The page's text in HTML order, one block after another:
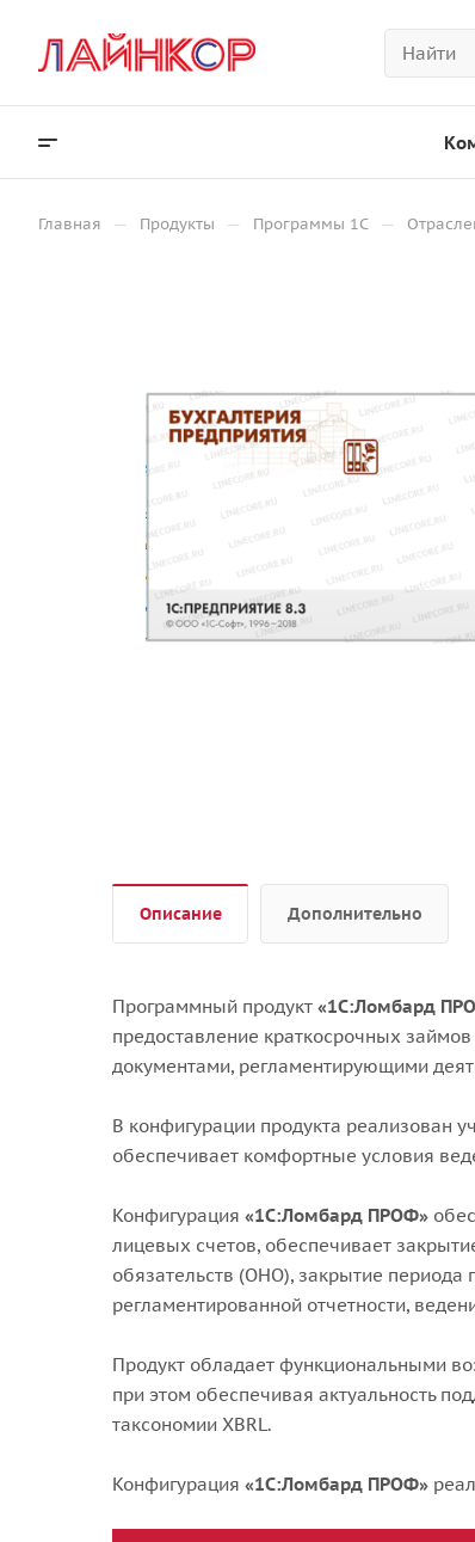
Главная — Продукты — Программы 1С —
Описание Дополнительно
Программный продукт «1С:Ломбард
предоставление краткосрочных
документами, регламентирующими
В конфигурации продукта реализован
обеспечивает комфортные условия
Конфигурация «1С:Ломбард ПРОФ»
лицевых счетов, обеспечивает
обязательств (ОНО), закрытие
регламентированной отчетности,
Продукт обладает функциональными
при этом обеспечивая актуальность
таксономии XBRL.
Конфигурация «1С:Ломбард ПРОФ»